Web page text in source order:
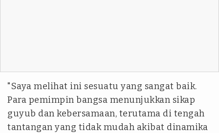
"Saya melihat ini sesuatu yang sangat baik.
Para pemimpin bangsa menunjukkan sikap
guyub dan kebersamaan, terutama di tengah
tantangan yang tidak mudah akibat dinamika